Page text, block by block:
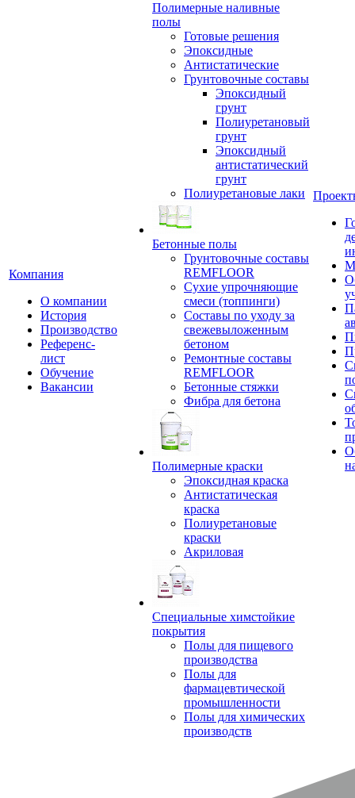
Компания
О компании
История
Производство
Референс-
лист
Обучение
Вакансии
Полимерные наливные
полы
Готовые решения
Эпоксидные
Антистатические
Грунтовочные составы
Эпоксидный
грунт
Полиуретановый
грунт
Эпоксидный
антистатический
грунт
Полиуретановые лаки
Бетонные полы
Грунтовочные составы
REMFLOOR
Сухие упрочняющие
смеси (топпинги)
Составы по уходу за
свежевыложенным
бетоном
Ремонтные составы
REMFLOOR
Бетонные стяжки
Фибра для бетона
Полимерные краски
Эпоксидная краска
Антистатическая
краска
Полиуретановые
краски
Акриловая
Специальные химстойкие
покрытия
Полы для пищевого
производства
Полы для
фармацевтической
промышленности
Полы для химических
производств